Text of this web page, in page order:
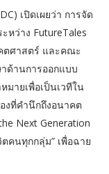
เปิดเผยว่า การจัด
หว่าง FutureTales
ตศาสตร์ และคณะ
ด้านการออกแบบ
มายเพื่อเป็นเวทีใน
งที่คำนึกถึงอนาคต
Next Generation
คนทุกกลุ่ม” เพื่อฉาย